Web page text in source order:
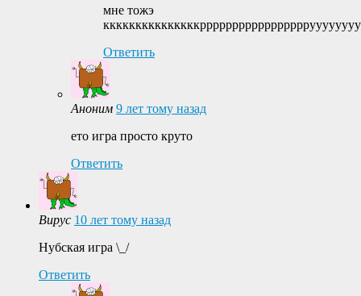
мне тожэ
Ответить
Аноним 9 лет тому назад
ето игра просто круто
Ответить
Вирус 10 лет тому назад
Нубская игра \_/
Ответить